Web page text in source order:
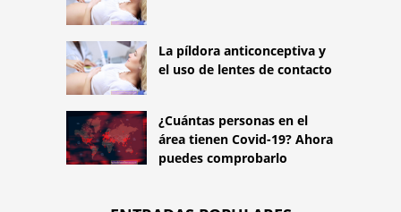
La píldora anticonceptiva y
el uso de lentes de contacto
¿Cuántas personas en el
área tienen Covid-19? Ahora
puedes comprobarlo